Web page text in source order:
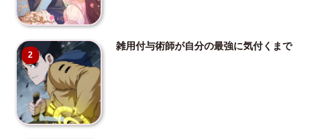
2
雑用付与術師が自分の最強に気付くまで